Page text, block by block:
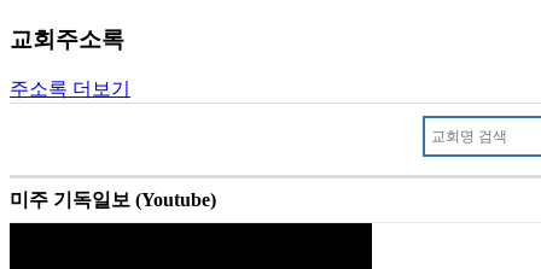
교회주소록
주소록 더보기
미주 기독일보 (Youtube)